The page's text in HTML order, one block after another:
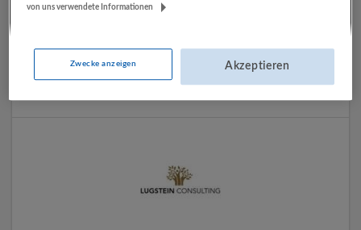
5 Jobs
von uns verwendete Informationen
Zwecke anzeigen Akzeptieren